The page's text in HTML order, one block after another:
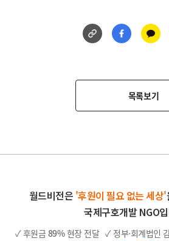
링
크
페
이
공
카
카
공
유
목록보기
월드비전은 '후원이 필요 없는 세상'
국제구호개발 NGO
✓ 후원금 89%현장 전달 ✓ 정부·회계법인